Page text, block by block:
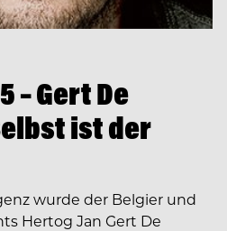
– Gert De
ist der
wurde der Belgier und
Hertog Jan Gert De